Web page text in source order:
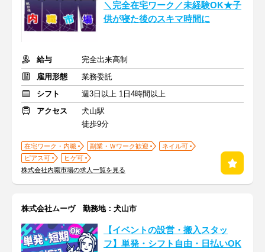
＼完全在宅ワーク／未経験OK★子
供が寝た後のスキマ時間に
給与
完全出来高制
雇用形態
業務委託
シフト
週3日以上 1日4時間以上
アクセス
犬山駅
徒歩9分
在宅ワーク・内職 副業・Ｗワーク歓迎
ネイル可
ピアス可
ヒゲ可
株式会社内職市場の求人一覧を見る
株式会社ムーヴ 勤務地：犬山市
【イベントの設営・搬入スタッ
フ】単発・シフト自由・日払いOK